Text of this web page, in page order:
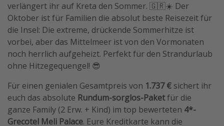
verlängert ihr auf Kreta den Sommer. 🇬🇷☀️ Der
Oktober ist für Familien die absolut beste Reisezeit für
die Insel: Die extreme, drückende Sommerhitze ist
vorbei, aber das Mittelmeer ist von den Vormonaten
noch herrlich aufgeheizt. Perfekt für den Strandurlaub
ohne Hitzegequengel! 😎
Für einen genialen Gesamtpreis von 1.737 € sichert ihr
euch das absolute Rundum-sorglos-Paketfür die
ganze Family (2 Erw. + Kind) im top bewerteten 4*-
Grecotel Meli Palace. Eure Kreditkarte kann die